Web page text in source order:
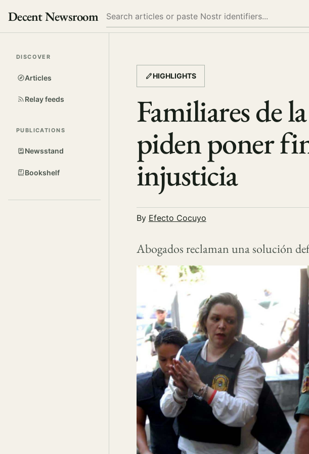
Decent Newsroom Search
DISCOVER
Articles
Relay feeds
PUBLICATIONS
Newsstand
Bookshelf
HIGHLIGHTS
Familiares de
piden poner
injusticia
By Efecto Cocuyo
Abogados reclaman una solución